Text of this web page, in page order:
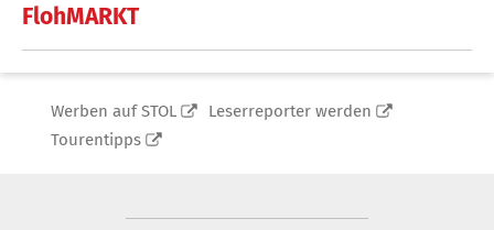
FlohMARKT
Werben auf STOL
Leserreporter werden
Tourentipps